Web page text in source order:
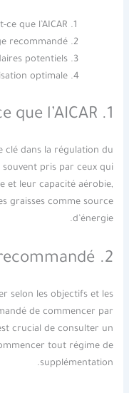
ce que l’AICAR ?
recommandé
potentiels
optimale
1. Qu’est-ce que l’AICAR ?
clé dans la régulation du
pris par ceux qui
et leur capacité aérobie,
graisses comme source
d’énergie.
2. Dosage recommandé
selon les objectifs et les
de commencer par
crucial de consulter un
tout régime de
supplémentation.